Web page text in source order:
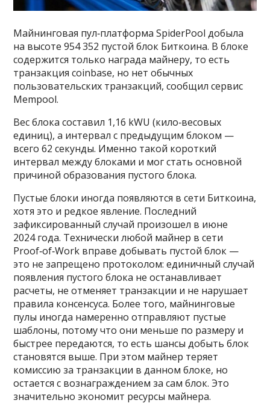
Майнинговая пул‑платформа SpiderPool добыла
на высоте 954 352 пустой блок Биткоина. В блоке
содержится только награда майнеру, то есть
транзакция coinbase, но нет обычных
пользовательских транзакций, сообщил сервис
Mempool.
Вес блока составил 1,16 kWU (кило‑весовых
единиц), а интервал с предыдущим блоком —
всего 62 секунды. Именно такой короткий
интервал между блоками и мог стать основной
причиной образования пустого блока.
Пустые блоки иногда появляются в сети Биткоина,
хотя это и редкое явление. Последний
зафиксированный случай произошел в июне
2024 года. Технически любой майнер в сети
Proof‑of‑Work вправе добывать пустой блок —
это не запрещено протоколом: единичный случай
появления пустого блока не останавливает
расчеты, не отменяет транзакции и не нарушает
правила консенсуса. Более того, майнинговые
пулы иногда намеренно отправляют пустые
шаблоны, потому что они меньше по размеру и
быстрее передаются, то есть шансы добыть блок
становятся выше. При этом майнер теряет
комиссию за транзакции в данном блоке, но
остается с вознаграждением за сам блок. Это
значительно экономит ресурсы майнера.